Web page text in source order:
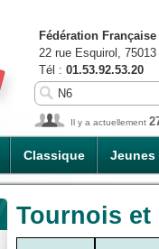
Classique Jeunes
Fédération
22 rue Esquirol,
Tél : 01.53.92.53.20
Il y a actuellement
Tournois